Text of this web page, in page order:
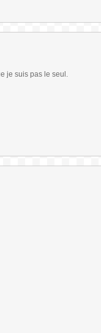
je suis pas le seul.